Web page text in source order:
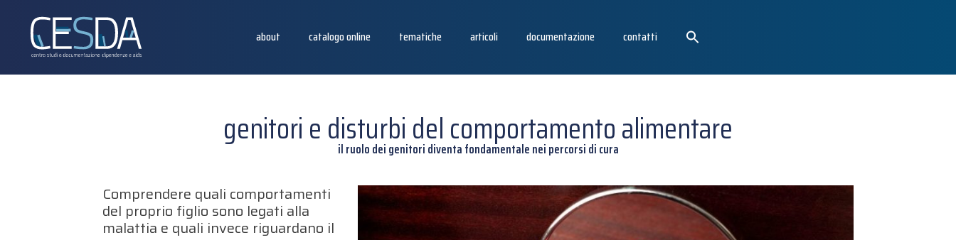
about catalogo online tematiche articoli documentazione contatti
genitori e disturbi del comportamento alimentare
il ruolo dei genitori diventa fondamentale nei percorsi di cura
Comprendere quali comportamenti
del proprio figlio sono legati alla
malattia e quali invece riguardano il